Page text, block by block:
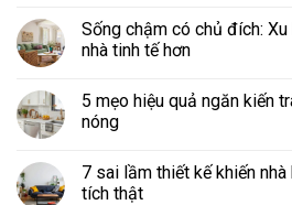
Sống chậm có chủ đích:
nhà tinh tế hơn
5 mẹo hiệu quả ngăn kiến
nóng
7 sai lầm thiết kế khiến
tích thật